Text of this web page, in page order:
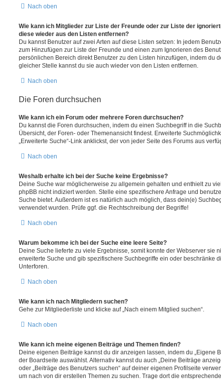
Nach oben
Wie kann ich Mitglieder zur Liste der Freunde oder zur Liste der
diese wieder aus den Listen entfernen?
Du kannst Benutzer auf zwei Arten auf diese Listen setzen: In jedem
zum Hinzufügen zur Liste der Freunde und einen zum Ignorieren des
persönlichen Bereich direkt Benutzer zu den Listen hinzufügen, indem du
gleicher Stelle kannst du sie auch wieder von den Listen entfernen.
Nach oben
Die Foren durchsuchen
Wie kann ich ein Forum oder mehrere Foren durchsuchen?
Du kannst die Foren durchsuchen, indem du einen Suchbegriff in die
Übersicht, der Foren- oder Themenansicht findest. Erweiterte
„Erweiterte Suche“-Link anklickst, der von jeder Seite des Forums aus
Nach oben
Weshalb erhalte ich bei der Suche keine Ergebnisse?
Deine Suche war möglicherweise zu allgemein gehalten und enthielt zu
phpBB nicht indiziert werden. Stelle eine spezifischere Anfrage und
Suche bietet. Außerdem ist es natürlich auch möglich, dass dein(e)
verwendet wurden. Prüfe ggf. die Rechtschreibung der Begriffe!
Nach oben
Warum bekomme ich bei der Suche eine leere Seite?
Deine Suche lieferte zu viele Ergebnisse, somit konnte der Webserver sie
erweiterte Suche und gib spezifischere Suchbegriffe ein oder beschränke
Unterforen.
Nach oben
Wie kann ich nach Mitgliedern suchen?
Gehe zur Mitgliederliste und klicke auf „Nach einem Mitglied suchen“.
Nach oben
Wie kann ich meine eigenen Beiträge und Themen finden?
Deine eigenen Beiträge kannst du dir anzeigen lassen, indem du „Eigene
der Boardseite auswählst. Alternativ kannst du auch „Deine Beiträge
oder „Beiträge des Benutzers suchen“ auf deiner eigenen Profilseite
um nach von dir erstellen Themen zu suchen. Trage dort die